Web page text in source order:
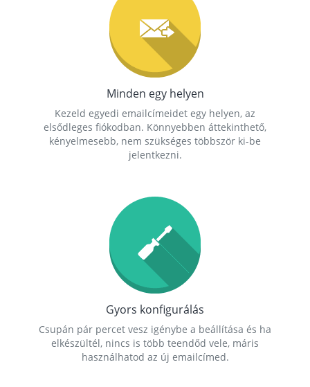
Minden egy helyen
Kezeld egyedi emailcímeidet egy helyen, az
elsődleges fiókodban. Könnyebben áttekinthető,
kényelmesebb, nem szükséges többször ki-be
jelentkezni.
Gyors konfigurálás
Csupán pár percet vesz igénybe a beállítása és ha
elkészültél, nincs is több teendőd vele, máris
használhatod az új emailcímed.